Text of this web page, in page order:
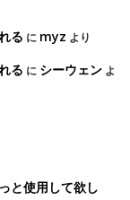
る に myz より
る に シーウェン よ
と使用して欲し